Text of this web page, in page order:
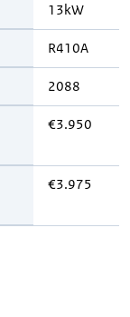
13kW
R410A
2088
€3.950
€3.975